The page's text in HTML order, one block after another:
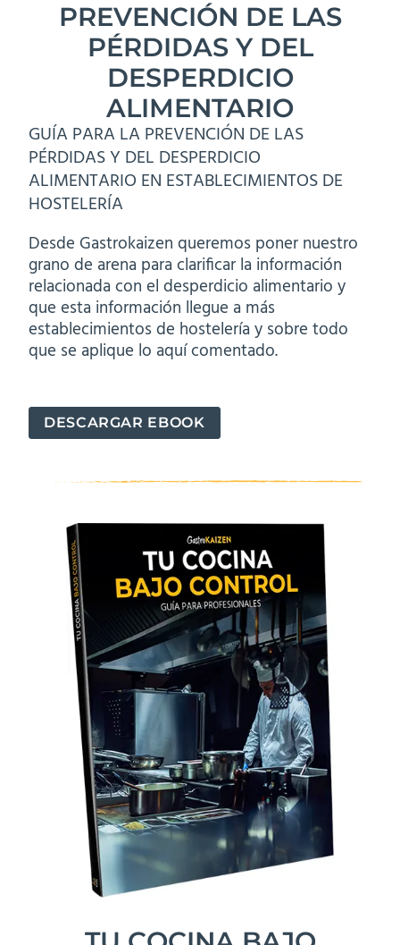
PREVENCIÓN DE LAS
PÉRDIDAS Y DEL
DESPERDICIO
ALIMENTARIO
GUÍA PARA LA PREVENCIÓN DE LAS
PÉRDIDAS Y DEL DESPERDICIO
ALIMENTARIO EN ESTABLECIMIENTOS DE
HOSTELERÍA
Desde Gastrokaizen queremos poner nuestro
grano de arena para clarificar la información
relacionada con el desperdicio alimentario y
que esta información llegue a más
establecimientos de hostelería y sobre todo
que se aplique lo aquí comentado.
DESCARGAR EBOOK